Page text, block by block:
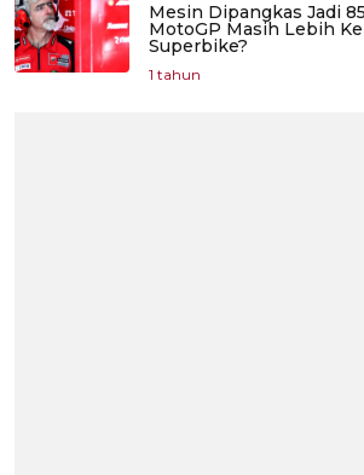
Mesin Dipangkas Jadi
MotoGP Masih Lebih
Superbike?
1 tahun